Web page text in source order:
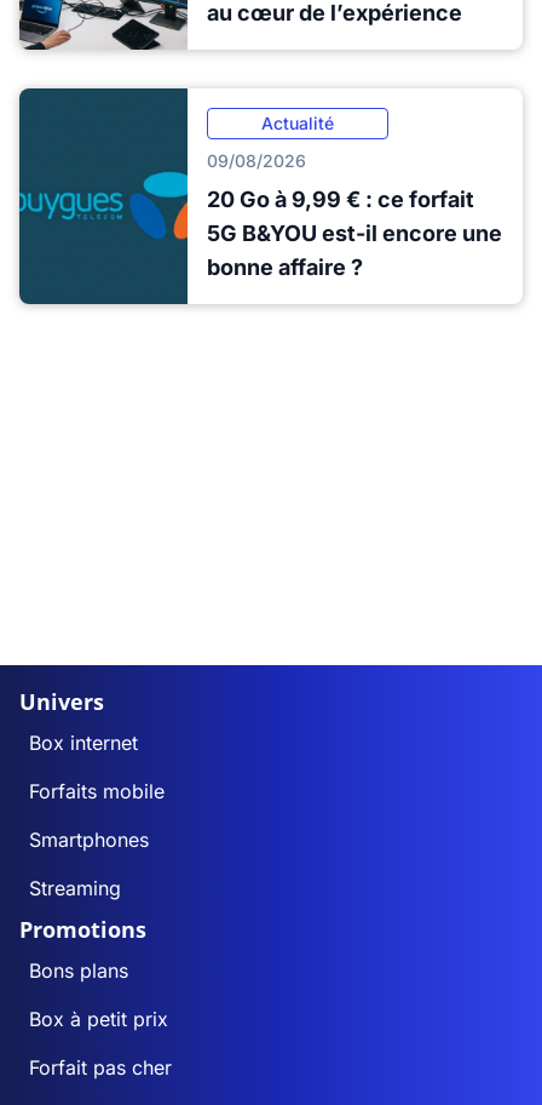
au cœur de l’expérience
Actualité
09/08/2026
20 Go à 9,99 € : ce forfait
5G B&YOU est-il encore une
bonne affaire ?
Univers
Box internet
Forfaits mobile
Smartphones
Streaming
Promotions
Bons plans
Box à petit prix
Forfait pas cher